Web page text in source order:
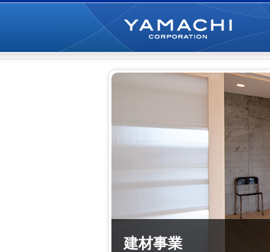
建材事業
フランチャイズ事業
プロダクト事業
ライフサポート事業
イベント事業